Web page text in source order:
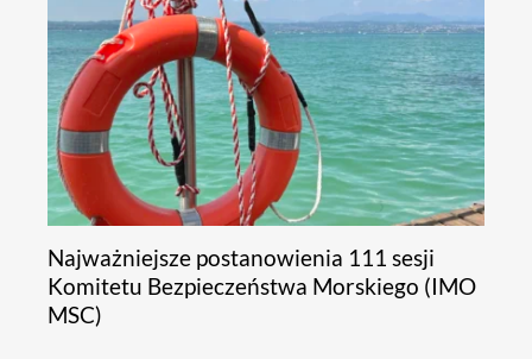
Najważniejsze postanowienia 111 sesji
Komitetu Bezpieczeństwa Morskiego (IMO
MSC)